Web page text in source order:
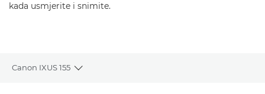
kada usmjerite i snimite.
Canon IXUS 155
Toggle breadcrumbs